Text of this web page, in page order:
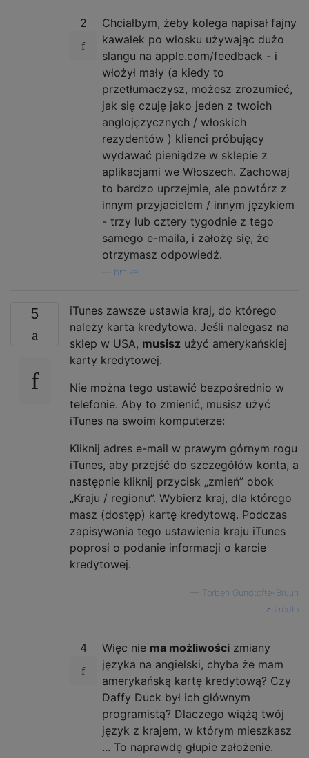
2
Chciałbym, żeby kolega napisał fajny
kawałek po włosku używając dużo
slangu na apple.com/feedback - i
włożył mały (a kiedy to
przetłumaczysz, możesz zrozumieć,
jak się czuję jako jeden z twoich
anglojęzycznych / włoskich
rezydentów ) klienci próbujący
wydawać pieniądze w sklepie z
aplikacjami we Włoszech. Zachowaj
to bardzo uprzejmie, ale powtórz z
innym przyjacielem / innym językiem
- trzy lub cztery tygodnie z tego
samego e-maila, i założę się, że
otrzymasz odpowiedź.
bmike
5
iTunes zawsze ustawia kraj, do którego
należy karta kredytowa. Jeśli nalegasz na
sklep w USA, musisz użyć amerykańskiej
karty kredytowej.
Nie można tego ustawić bezpośrednio w
telefonie. Aby to zmienić, musisz użyć
iTunes na swoim komputerze:
Kliknij adres e-mail w prawym górnym rogu
iTunes, aby przejść do szczegółów konta, a
następnie kliknij przycisk „zmień” obok
„Kraju / regionu”. Wybierz kraj, dla którego
masz (dostęp) kartę kredytową. Podczas
zapisywania tego ustawienia kraju iTunes
poprosi o podanie informacji o karcie
kredytowej.
Torben Gundtofte-Bruun
źródło
4 Więc nie ma możliwości zmiany
języka na angielski, chyba że mam
amerykańską kartę kredytową? Czy
Daffy Duck był ich głównym
programistą? Dlaczego wiążą twój
język z krajem, w którym mieszkasz
... To naprawdę głupie założenie.